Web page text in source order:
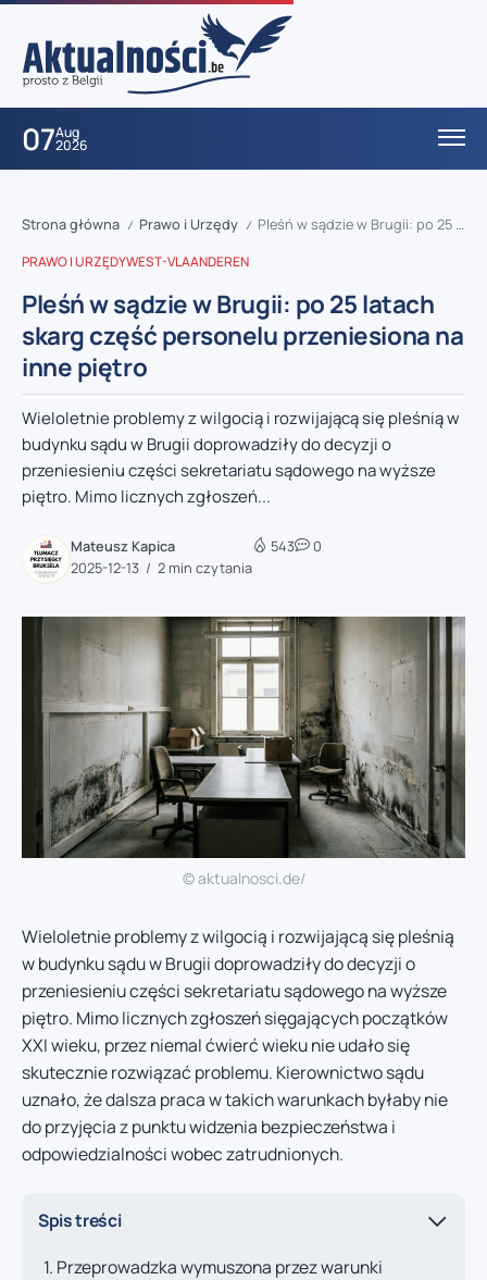
07Aug
2026
Strona główna / Prawo i Urzędy / Pleśń w sądzie w Brugii: po 25 latach skarg część personelu przeniesiona na inne piętro
PRAWO I URZĘDYWEST-VLAANDEREN
Pleśń w sądzie w Brugii: po 25 latach
skarg część personelu przeniesiona na
inne piętro
Wieloletnie problemy z wilgocią i rozwijającą się pleśnią w
budynku sądu w Brugii doprowadziły do decyzji o
przeniesieniu części sekretariatu sądowego na wyższe
piętro. Mimo licznych zgłoszeń...
Mateusz Kapica
2025-12-13
2 min czytania
543 0
© aktualnosci.de/
Wieloletnie problemy z wilgocią i rozwijającą się pleśnią
w budynku sądu w Brugii doprowadziły do decyzji o
przeniesieniu części sekretariatu sądowego na wyższe
piętro. Mimo licznych zgłoszeń sięgających początków
XXI wieku, przez niemal ćwierć wieku nie udało się
skutecznie rozwiązać problemu. Kierownictwo sądu
uznało, że dalsza praca w takich warunkach byłaby nie
do przyjęcia z punktu widzenia bezpieczeństwa i
odpowiedzialności wobec zatrudnionych.
Spis treści
Przeprowadzka wymuszona przez warunki